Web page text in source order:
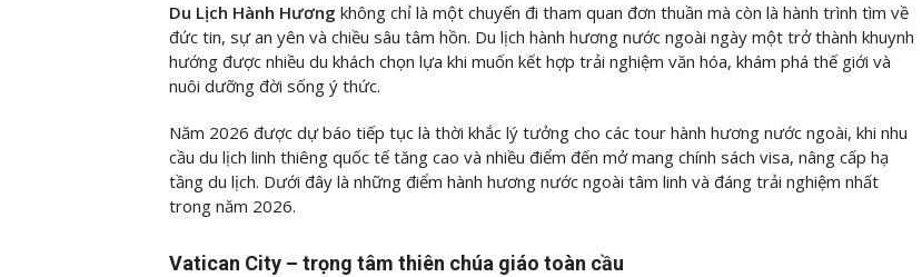
Du Lịch Hành Hương không chỉ là một chuyến đi tham quan đơn thuần mà còn là hành trình tìm về
đức tin, sự an yên và chiều sâu tâm hồn. Du lịch hành hương nước ngoài ngày một trở thành khuynh
hướng được nhiều du khách chọn lựa khi muốn kết hợp trải nghiệm văn hóa, khám phá thế giới và
nuôi dưỡng đời sống ý thức.
Năm 2026 được dự báo tiếp tục là thời khắc lý tưởng cho các tour hành hương nước ngoài, khi nhu
cầu du lịch linh thiêng quốc tế tăng cao và nhiều điểm đến mở mang chính sách visa, nâng cấp hạ
tầng du lịch. Dưới đây là những điểm hành hương nước ngoài tâm linh và đáng trải nghiệm nhất
trong năm 2026.
Vatican City – trọng tâm thiên chúa giáo toàn cầu